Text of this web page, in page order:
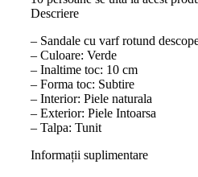
Descriere
– Sandale cu varf rotund
– Culoare: Verde
– Inaltime toc: 10 cm
– Forma toc: Subtire
– Interior: Piele naturala
– Exterior: Piele Intoarsa
– Talpa: Tunit
Informații suplimentare